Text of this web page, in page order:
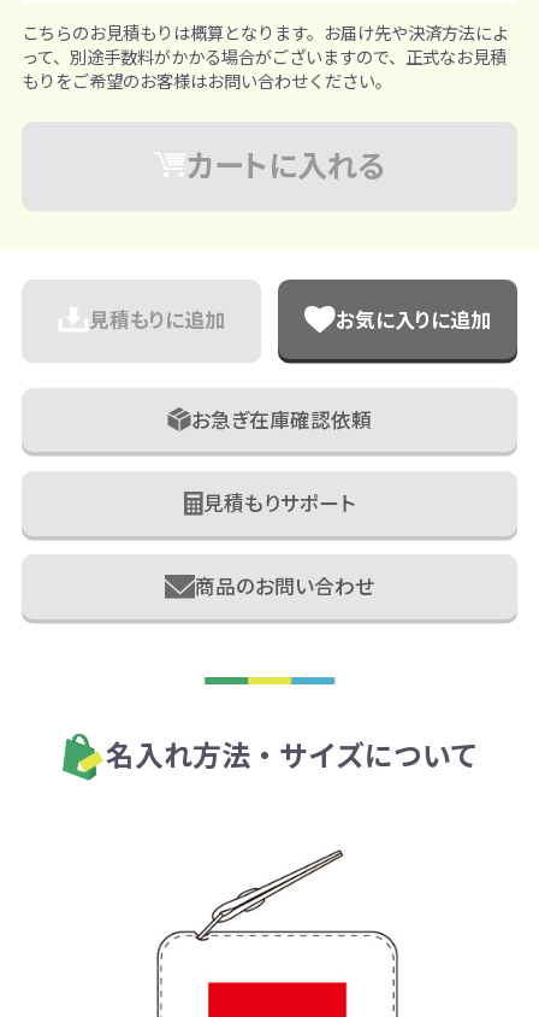
こちらのお見積もりは概算となります。お届け先や決済方法によ
って、別途手数料がかかる場合がございますので、正式なお見積
もりをご希望のお客様はお問い合わせください。
カートに入れる
見積もりに追加 お気に入りに追加
お急ぎ在庫確認依頼
見積もりサポート
商品のお問い合わせ
名入れ方法・サイズについて